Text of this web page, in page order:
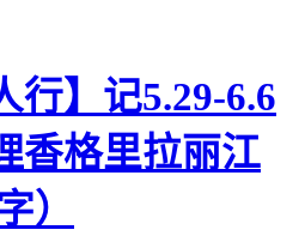
行】记5.29-6.6
香格里拉丽江
）